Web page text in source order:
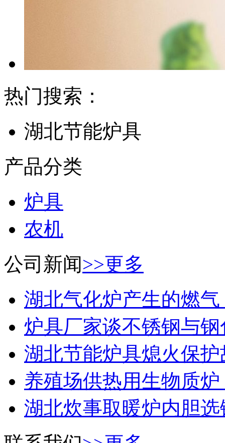
热门搜索：
湖北节能炉具
产品分类
炉具
农机
公司新闻>>更多
湖北气化炉产生的燃气
炉具厂家谈不锈钢与钢
湖北节能炉具熄火保护
养殖场供热用生物质炉
湖北炊事取暖炉内胆选